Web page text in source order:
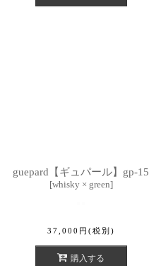
guepard【ギュパール】gp-15
[whisky × green]
37,000 円 (税別)
購入する